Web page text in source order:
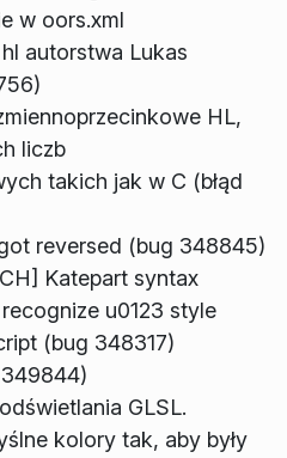
w oors.xml
autorstwa Lukas
HL,
liczb
takich jak w C (błąd
reversed (bug 348845)
Katepart syntax
u0123 style
(bug 348317)
GLSL.
kolory tak, aby były